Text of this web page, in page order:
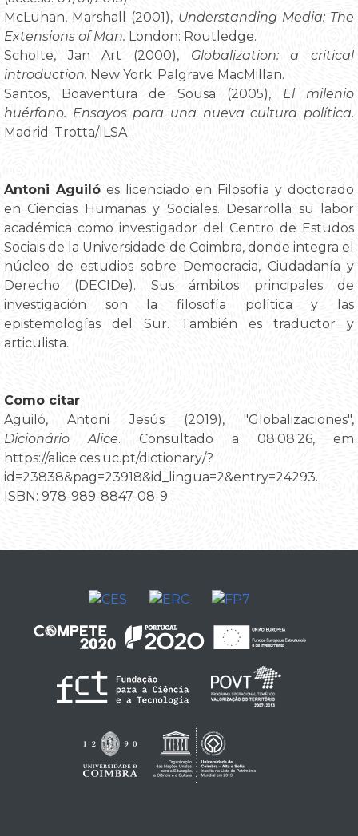
McLuhan, Marshall (2001), Understanding Media: The
Extensions of Man. London: Routledge.
Scholte, Jan Art (2000), Globalization: a critical
introduction. New York: Palgrave MacMillan.
Santos, Boaventura de Sousa (2005), El milenio
huérfano. Ensayos para una nueva cultura política.
Madrid: Trotta/ILSA.
Antoni Aguiló es licenciado en Filosofía y doctorado
en Ciencias Humanas y Sociales. Desarrolla su labor
académica como investigador del Centro de Estudos
Sociais de la Universidade de Coimbra, donde integra el
núcleo de estudios sobre Democracia, Ciudadanía y
Derecho (DECIDe). Sus ámbitos principales de
investigación son la filosofía política y las
epistemologías del Sur. También es traductor y
articulista.
Como citar
Aguiló, Antoni Jesús (2019), "Globalizaciones",
Dicionário Alice. Consultado a 08.08.26, em
https://alice.ces.uc.pt/dictionary/?
id=23838&pag=23918&id_lingua=2&entry=24293.
ISBN: 978-989-8847-08-9